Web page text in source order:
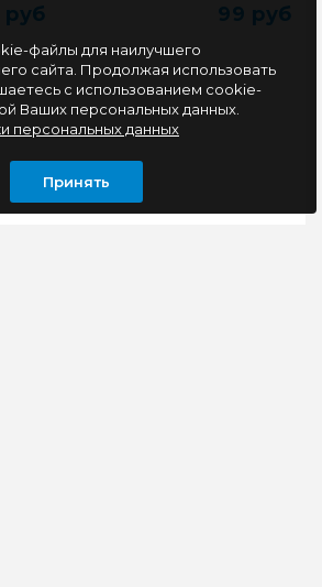
руб 99 руб
файлы для наилучшего
сайта. Продолжая использовать
с использованием cookie-
Ваших персональных данных.
персональных данных
Принять